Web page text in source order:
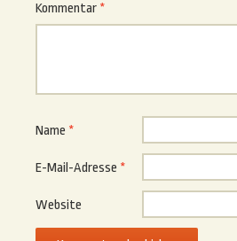
Kommentar *
Name *
E-Mail-Adresse *
Website